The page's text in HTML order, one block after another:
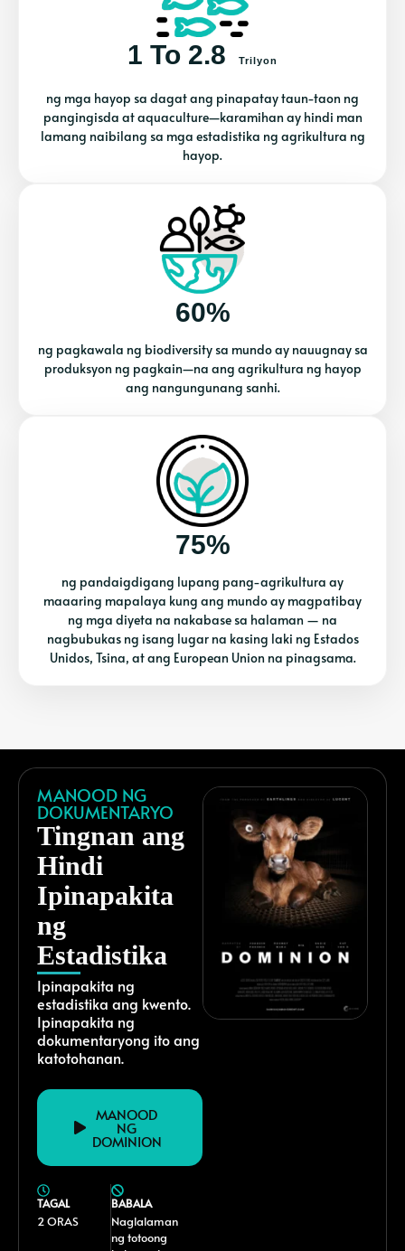
1 To 2.8 Trilyon
ng mga hayop sa dagat ang pinapatay taun-taon ng
pangingisda at aquaculture—karamihan ay hindi man
lamang naibilang sa mga estadistika ng agrikultura ng
hayop.
60%
ng pagkawala ng biodiversity sa mundo ay nauugnay sa
produksyon ng pagkain—na ang agrikultura ng hayop
ang nangungunang sanhi.
75%
ng pandaigdigang lupang pang-agrikultura ay
maaaring mapalaya kung ang mundo ay magpatibay
ng mga diyeta na nakabase sa halaman — na
nagbubukas ng isang lugar na kasing laki ng Estados
Unidos, Tsina, at ang European Union na pinagsama.
MANOOD NG
DOKUMENTARYO
Tingnan ang
Hindi
Ipinapakita
ng
Estadistika
Ipinapakita ng
estadistika ang kwento.
Ipinapakita ng
dokumentaryong ito ang
katotohanan.
MANOOD
NG
DOMINION
TAGAL
2 ORAS
BABALA
Naglalaman
ng totoong